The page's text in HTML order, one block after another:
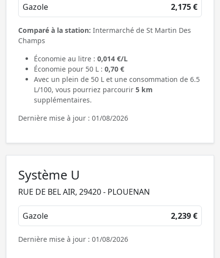
Gazole 2,175 €
Comparé à la station: Intermarché de St Martin Des
Champs
Économie au litre : 0,014 €/L
Économie pour 50 L : 0,70 €
Avec un plein de 50 L et une consommation de 6.5
L/100, vous pourriez parcourir 5 km
supplémentaires.
Dernière mise à jour : 01/08/2026
Système U
RUE DE BEL AIR, 29420 - PLOUENAN
Gazole 2,239 €
Dernière mise à jour : 01/08/2026